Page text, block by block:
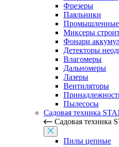
Фрезеры
Паяльники
Миксеры
Фонари
Детекторы
Влагомеры
Дальномеры
Лазеры
Вентиляторы
Пылесосы
Садовая техника
Садовая техника
Пилы цепные